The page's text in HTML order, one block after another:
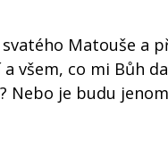
Matouše a
všem, co mi Bůh
Nebo je budu